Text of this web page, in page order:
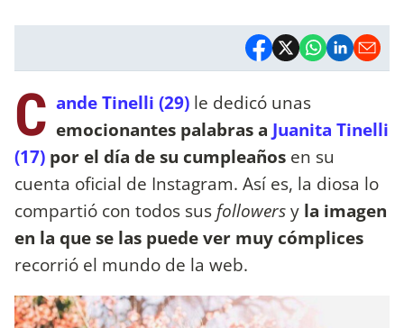
C ande Tinelli (29) le dedicó unas
emocionantes palabras a Juanita Tinelli
(17) por el día de su cumpleaños en su
cuenta oficial de Instagram. Así es, la diosa lo
compartió con todos sus followersy la imagen
en la que se las puede ver muy cómplices
recorrió el mundo de la web.